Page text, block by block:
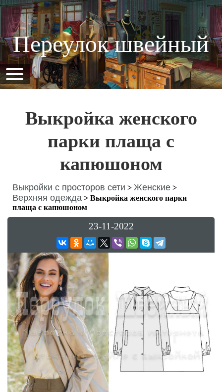
Переулок швейный
Выкройка женского
парки плаща с
капюшоном
Выкройки с просторов сети > Женские >
Верхняя одежда > Выкройка женского парки
плаща с капюшоном
23-11-2022